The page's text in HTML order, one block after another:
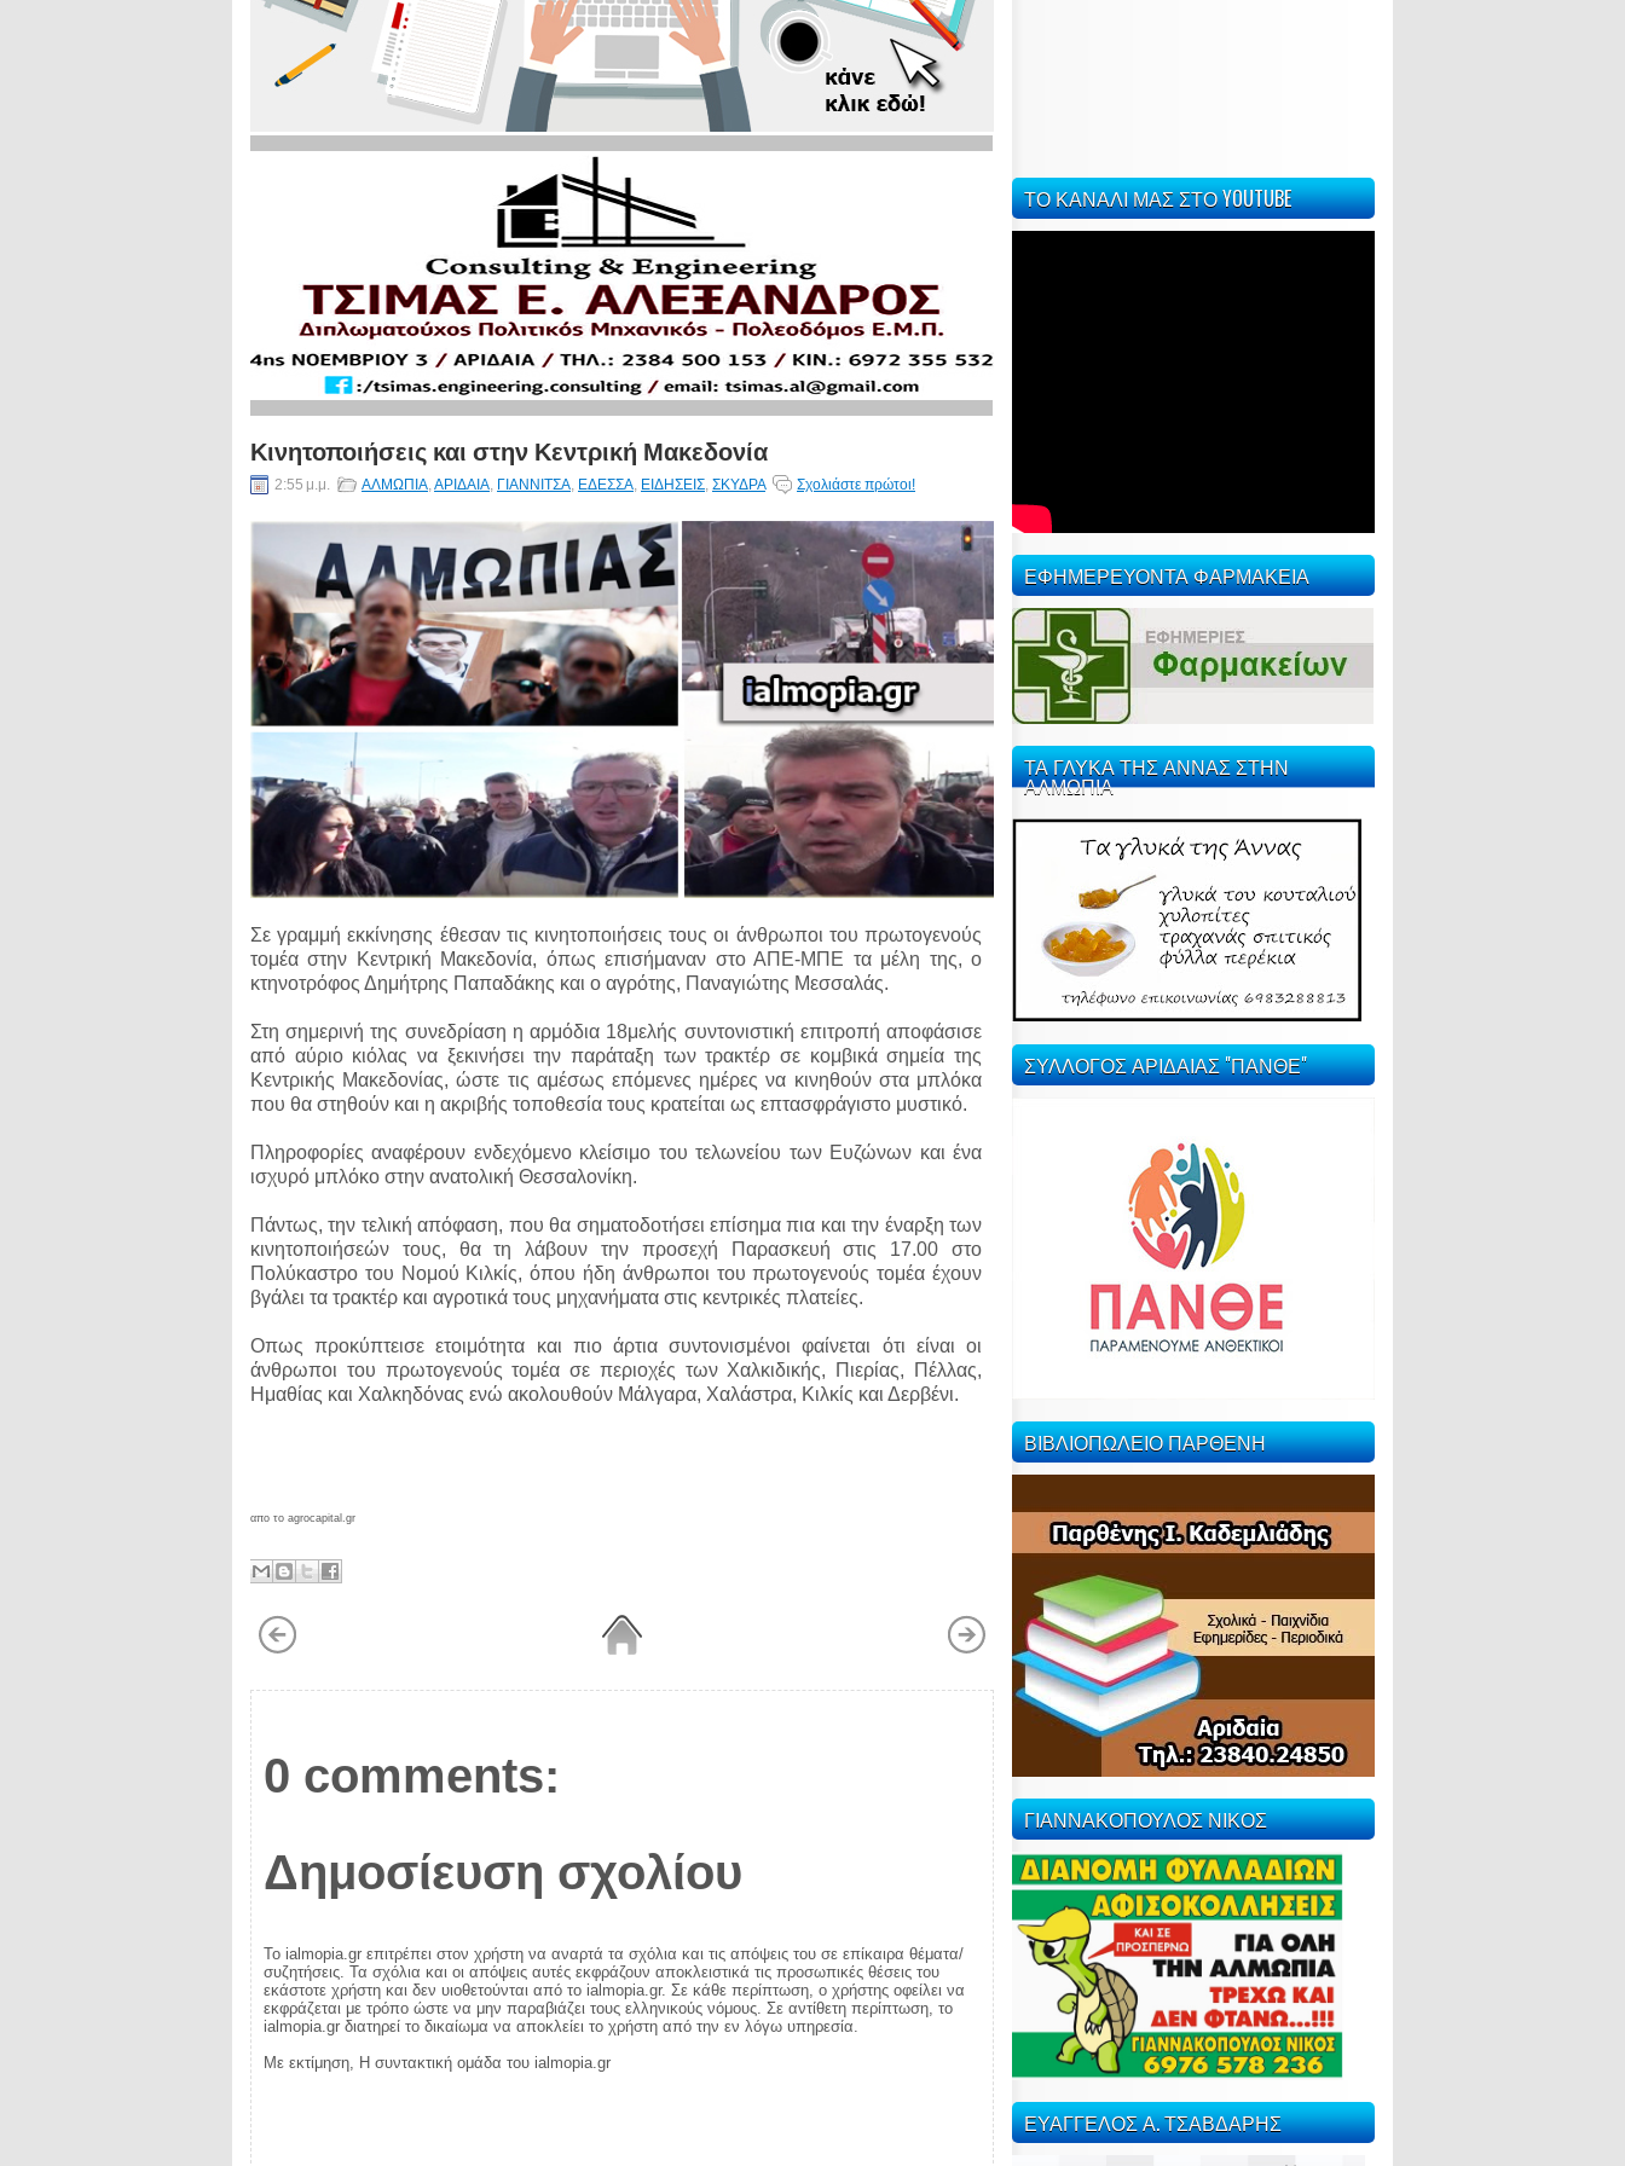
Κινητοποιήσεις και στην Κεντρική Μακεδονία
2:55 μ.μ. ΑΛΜΩΠΙΑ,ΑΡΙΔΑΙΑ, ΓΙΑΝΝΙΤΣΑ, ΕΔΕΣΣΑ, ΕΙΔΗΣΕΙΣ, ΣΚΥΔΡΑ Σχολιάστε πρώτοι!
Σε γραμμή εκκίνησης έθεσαν τις κινητοποιήσεις τους οι άνθρωποι του πρωτογενούς
τομέα στην Κεντρική Μακεδονία, όπως επισήμαναν στο ΑΠΕ-ΜΠΕ τα μέλη της, ο
κτηνοτρόφος Δημήτρης Παπαδάκης και ο αγρότης, Παναγιώτης Μεσσαλάς.
Στη σημερινή της συνεδρίαση η αρμόδια 18μελής συντονιστική επιτροπή αποφάσισε
από αύριο κιόλας να ξεκινήσει την παράταξη των τρακτέρ σε κομβικά σημεία της
Κεντρικής Μακεδονίας, ώστε τις αμέσως επόμενες ημέρες να κινηθούν στα μπλόκα
που θα στηθούν και η ακριβής τοποθεσία τους κρατείται ως επτασφράγιστο μυστικό.
Πληροφορίες αναφέρουν ενδεχόμενο κλείσιμο του τελωνείου των Ευζώνων και ένα
ισχυρό μπλόκο στην ανατολική Θεσσαλονίκη.
Πάντως, την τελική απόφαση, που θα σηματοδοτήσει επίσημα πια και την έναρξη των
κινητοποιήσεών τους, θα τη λάβουν την προσεχή Παρασκευή στις 17.00 στο
Πολύκαστρο του Νομού Κιλκίς, όπου ήδη άνθρωποι του πρωτογενούς τομέα έχουν
βγάλει τα τρακτέρ και αγροτικά τους μηχανήματα στις κεντρικές πλατείες.
Οπως προκύπτεισε ετοιμότητα και πιο άρτια συντονισμένοι φαίνεται ότι είναι οι
άνθρωποι του πρωτογενούς τομέα σε περιοχές των Χαλκιδικής, Πιερίας, Πέλλας,
Ημαθίας και Χαλκηδόνας ενώ ακολουθούν Μάλγαρα, Χαλάστρα, Κιλκίς και Δερβένι.
απο το agrocapital.gr
0 comments:
Δημοσίευση σχολίου
Το ialmopia.gr επιτρέπει στον χρήστη να αναρτά τα σχόλια και τις απόψεις του σε επίκαιρα θέματα/
συζητήσεις. Τα σχόλια και οι απόψεις αυτές εκφράζουν αποκλειστικά τις προσωπικές θέσεις του
εκάστοτε χρήστη και δεν υιοθετούνται από το ialmopia.gr. Σε κάθε περίπτωση, ο χρήστης οφείλει να
εκφράζεται με τρόπο ώστε να μην παραβιάζει τους ελληνικούς νόμους. Σε αντίθετη περίπτωση, το
ialmopia.gr διατηρεί το δικαίωμα να αποκλείει το χρήστη από την εν λόγω υπηρεσία.
Με εκτίμηση, Η συντακτική ομάδα του ialmopia.gr
ΤΟ ΚΑΝΑΛΙ ΜΑΣ ΣΤΟ YOUTUBE
ΕΦΗΜΕΡΕΥΟΝΤΑ ΦΑΡΜΑΚΕΙΑ
ΤΑ ΓΛΥΚΑ ΤΗΣ ΑΝΝΑΣ ΣΤΗΝ
ΑΛΜΩΠΙΑ
ΣΥΛΛΟΓΟΣ ΑΡΙΔΑΙΑΣ "ΠΑΝΘΕ"
ΒΙΒΛΙΟΠΩΛΕΙΟ ΠΑΡΘΕΝΗ
ΓΙΑΝΝΑΚΟΠΟΥΛΟΣ ΝΙΚΟΣ
ΕΥΑΓΓΕΛΟΣ Α. ΤΣΑΒΔΑΡΗΣ